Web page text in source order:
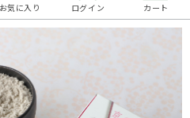
お気に入り ログイン カート